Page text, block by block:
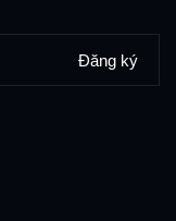
Đăng ký